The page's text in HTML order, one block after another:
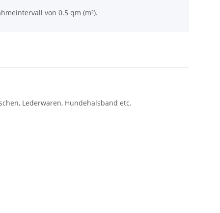
von 0.5 qm (m²).
Lederwaren, Hundehalsband etc.